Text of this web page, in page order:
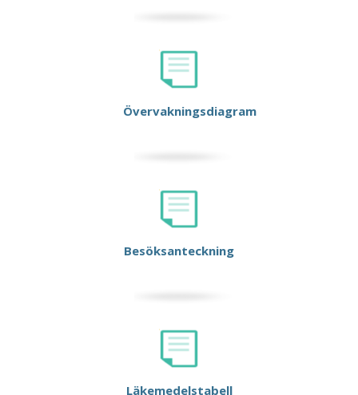
Övervakningsdiagram
Besöksanteckning
Läkemedelstabell